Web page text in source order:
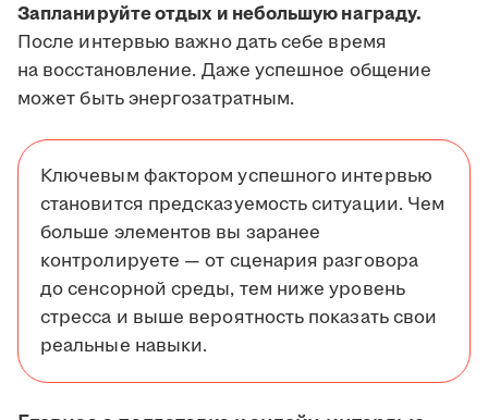
Запланируйте отдых и небольшую награду.
После интервью важно дать себе время
на восстановление. Даже успешное общение
может быть энергозатратным.
Ключевым фактором успешного интервью
становится предсказуемость ситуации. Чем
больше элементов вы заранее
контролируете — от сценария разговора
до сенсорной среды, тем ниже уровень
стресса и выше вероятность показать свои
реальные навыки.